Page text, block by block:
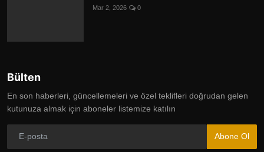
Mar 2, 2026 0
Bülten
En son haberleri, güncellemeleri ve özel teklifleri doğrudan gelen
kutunuza almak için aboneler listemize katılın
Abone Ol